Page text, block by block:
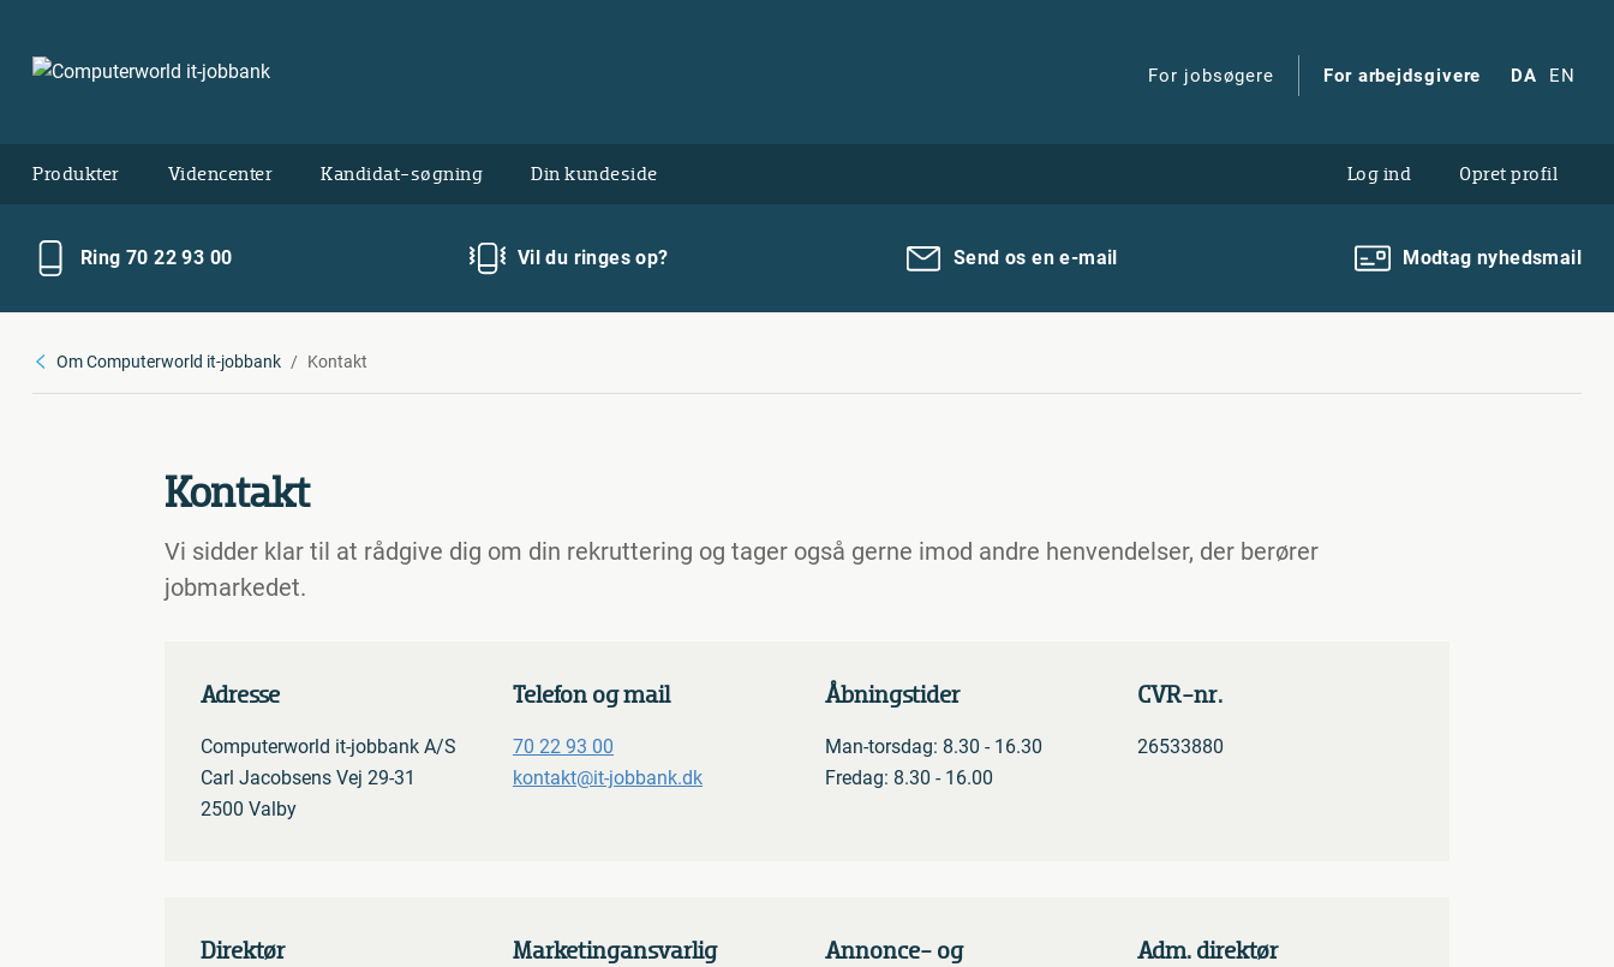
For jobsøgere For arbejdsgivere DA EN
Produkter Videncenter Kandidat-søgning Din kundeside Log ind Opret profil
Ring 70 22 93 00 Vil du ringes op? Send os en e-mail Modtag nyhedsmail
Om Computerworld it-jobbank Kontakt
Kontakt
Vi sidder klar til at rådgive dig om din rekruttering og tager også gerne imod andre henvendelser, der berører
jobmarkedet.
Adresse
Computerworld it-jobbank A/S
Carl Jacobsens Vej 29-31
2500 Valby
Telefon og mail
70 22 93 00
kontakt@it-jobbank.dk
Åbningstider
Man-torsdag: 8.30 - 16.30
Fredag: 8.30 - 16.00
CVR-nr.
26533880
Direktør Marketingansvarlig
Annonce- og
Adm. direktør